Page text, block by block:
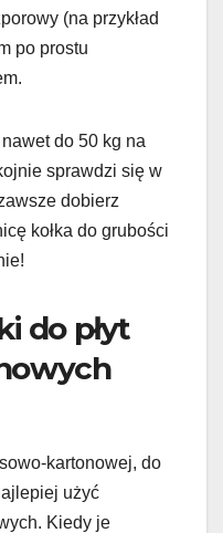
(na przykład
po prostu
do 50 kg na
sprawdzi się w
dobierz
kołka do grubości
do płyt
kartonowej, do
użyć
Kiedy je